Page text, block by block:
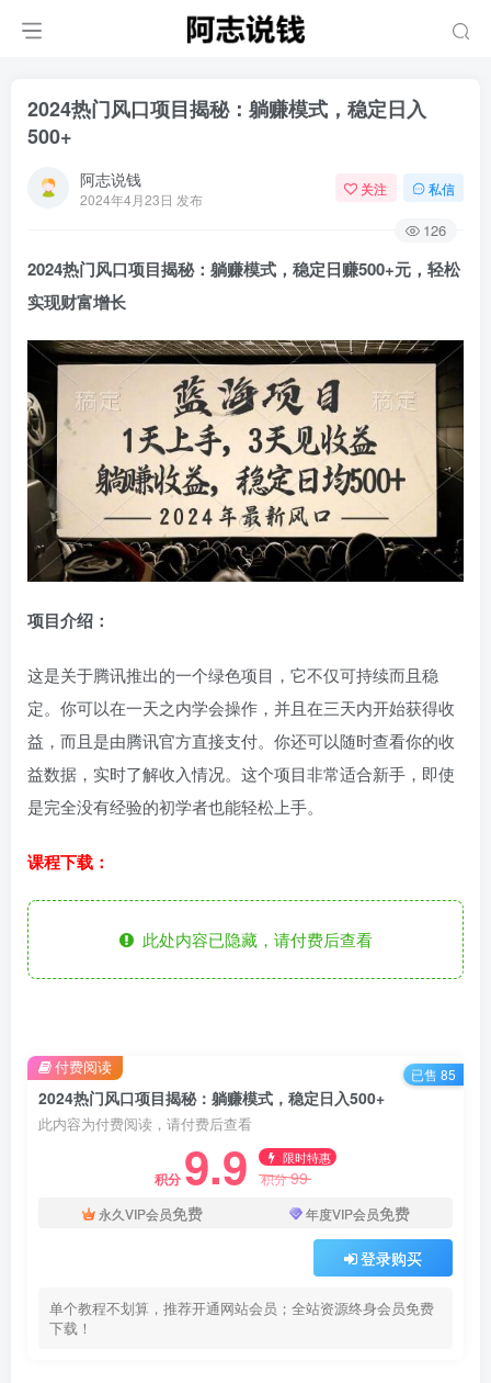
2024热门风口项目揭秘：躺赚模式，稳定日入
500+
阿志说钱
2024年4月23日 发布
关注 私信
126
2024热门风口项目揭秘：躺赚模式，稳定日赚500+元，轻松
实现财富增长
项目介绍：
这是关于腾讯推出的一个绿色项目，它不仅可持续而且稳
定。你可以在一天之内学会操作，并且在三天内开始获得收
益，而且是由腾讯官方直接支付。你还可以随时查看你的收
益数据，实时了解收入情况。这个项目非常适合新手，即使
是完全没有经验的初学者也能轻松上手。
课程下载：
此处内容已隐藏，请付费后查看
2024热门风口项目揭秘：躺赚模式，稳定日入500+
此内容为付费阅读，请付费后查看
积分 9.9 限时特惠
积分99
永久VIP会员免费 年度VIP会员免费
登录购买
单个教程不划算，推荐开通网站会员；全站资源终身会员免费
下载！
付费阅读 已售 85